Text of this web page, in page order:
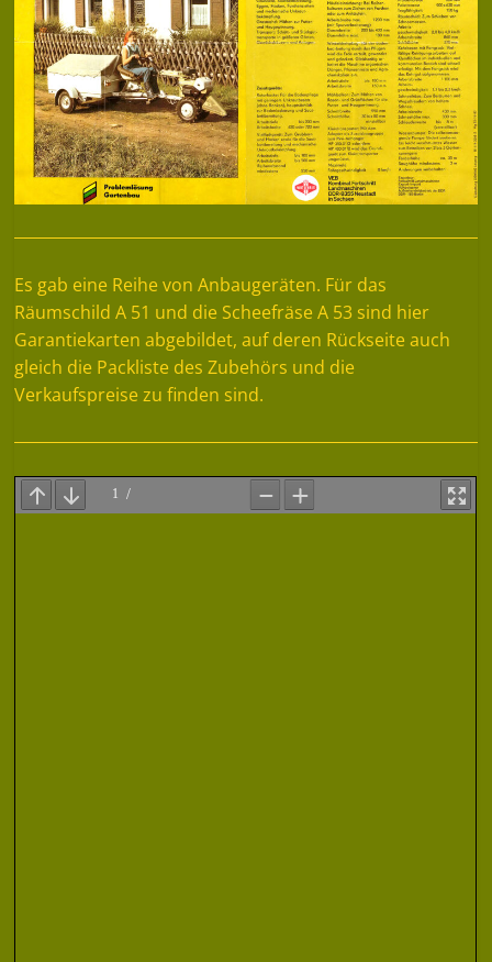
Es gab eine Reihe von Anbaugeräten. Für das
Räumschild A 51 und die Scheefräse A 53 sind hier
Garantiekarten abgebildet, auf deren Rückseite auch
gleich die Packliste des Zubehörs und die
Verkaufspreise zu finden sind.